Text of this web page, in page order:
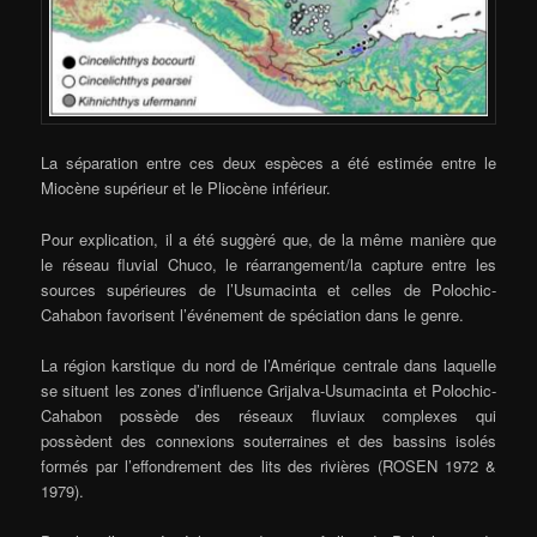
La séparation entre ces deux espèces a été estimée entre le
Miocène supérieur et le Pliocène inférieur.
Pour explication, il a été suggèré que, de la même manière que
le réseau fluvial Chuco, le réarrangement/la capture entre les
sources supérieures de l’Usumacinta et celles de Polochic-
Cahabon favorisent l’événement de spéciation dans le genre.
La région karstique du nord de l’Amérique centrale dans laquelle
se situent les zones d’influence Grijalva-Usumacinta et Polochic-
Cahabon possède des réseaux fluviaux complexes qui
possèdent des connexions souterraines et des bassins isolés
formés par l’effondrement des lits des rivières (ROSEN 1972 &
1979).